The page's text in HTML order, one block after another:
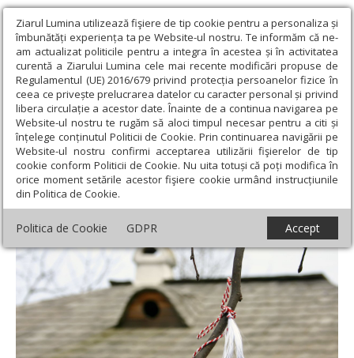
Ziarul Lumina utilizează fişiere de tip cookie pentru a personaliza și
îmbunătăți experiența ta pe Website-ul nostru. Te informăm că ne-
am actualizat politicile pentru a integra în acestea și în activitatea
curentă a Ziarului Lumina cele mai recente modificări propuse de
Regulamentul (UE) 2016/679 privind protecția persoanelor fizice în
ceea ce privește prelucrarea datelor cu caracter personal și privind
libera circulație a acestor date. Înainte de a continua navigarea pe
Website-ul nostru te rugăm să aloci timpul necesar pentru a citi și
înțelege conținutul Politicii de Cookie. Prin continuarea navigării pe
Website-ul nostru confirmi acceptarea utilizării fişierelor de tip
cookie conform Politicii de Cookie. Nu uita totuși că poți modifica în
orice moment setările acestor fişiere cookie urmând instrucțiunile
din Politica de Cookie.
Politica de Cookie GDPR Accept
Ziarul Lumina › Opinii › Repere și idei › Povestea Mărțișorului
Povestea Mărțișorului